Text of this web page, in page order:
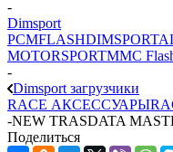
-
Dimsport
PCMFLASHDIMSPORT
MOTORSPORTMMC
-
Dimsport загрузчики
RACE АКСЕССУАРЫ
-NEW TRASDATA
Поделиться